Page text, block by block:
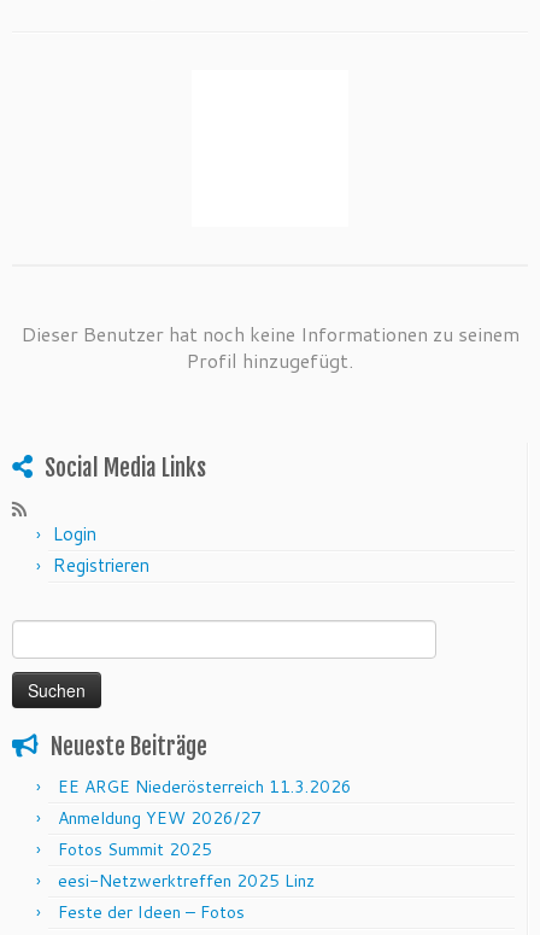
Dieser Benutzer hat noch keine Informationen zu seinem
Profil hinzugefügt.
Social Media Links
Login
Registrieren
Neueste Beiträge
EE ARGE Niederösterreich 11.3.2026
Anmeldung YEW 2026/27
Fotos Summit 2025
eesi-Netzwerktreffen 2025 Linz
Feste der Ideen – Fotos